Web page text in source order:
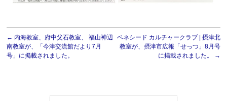
← 内海教室、府中父石教室、 福山神辺
南教室が、「今津交流館だより7月
号」に掲載されました。
ベネシード カルチャークラブ | 摂津北
教室が、摂津市広報「せっつ」8月号
に掲載されました。
→